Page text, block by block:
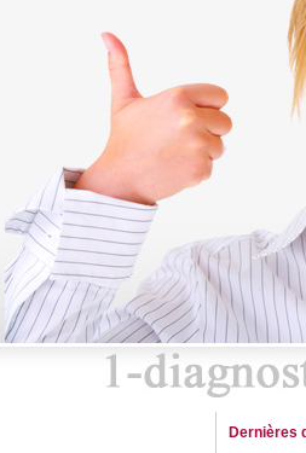
Dernières